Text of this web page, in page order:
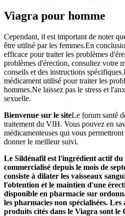
Viagra pour homme
Cependant, il est important de noter
être utilisé par les femmes.En
efficace pour traiter les problèmes
problèmes d'érection, consultez votre
conseils et des instructions
médicament utilisé pour traiter les
hommes.Ne laissez pas le stress et
sexuelle.
Bienvenue sur le siteLe forum santé
traitement du VIH. Vous pouvez en
médicamenteuses qui vous
donner le meilleur suivi.
Le Sildénafil est l'ingrédient actif du
commercialisé depuis le mois de
consiste à dilater les vaisseaux
l'obtention et le maintien d'une
disponible en pharmacie sur
les pharmacies non spécialisées.
produits cités dans le Viagra sont le